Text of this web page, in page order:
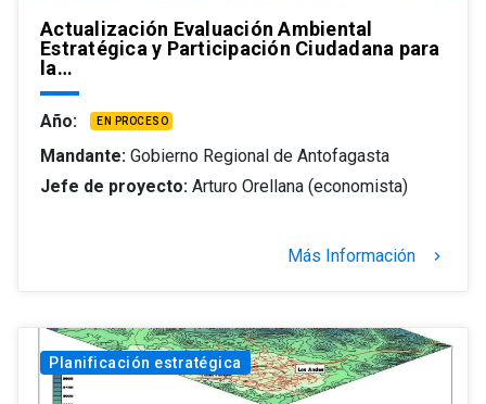
Actualización Evaluación Ambiental
Estratégica y Participación Ciudadana para
la…
Año: EN PROCESO
Mandante: Gobierno Regional de Antofagasta
Jefe de proyecto: Arturo Orellana (economista)
Más Información keyboard_arrow_right
Planificación estratégica